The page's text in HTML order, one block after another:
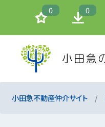
0 0
小田急不動産仲介サイト